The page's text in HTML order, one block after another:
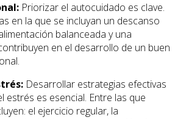
Priorizar el autocuidado es clave.
en la que se incluyan un descanso
balanceada y una
en el desarrollo de un buen
Desarrollar estrategias efectivas
estrés es esencial. Entre las que
el ejercicio regular, la